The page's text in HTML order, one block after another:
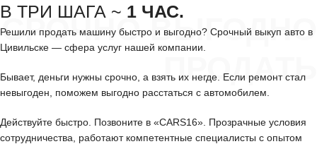
СРОЧНО ВЫГОДНО
ПРОДАТЬ
В ТРИ ШАГА ~ 1 ЧАС.
Решили продать машину быстро и выгодно? Срочный выкуп авто в
Цивильске — сфера услуг нашей компании.
Бывает, деньги нужны срочно, а взять их негде. Если ремонт стал
невыгоден, поможем выгодно расстаться с автомобилем.
Действуйте быстро. Позвоните в «CARS16». Прозрачные условия
сотрудничества, работают компетентные специалисты с опытом